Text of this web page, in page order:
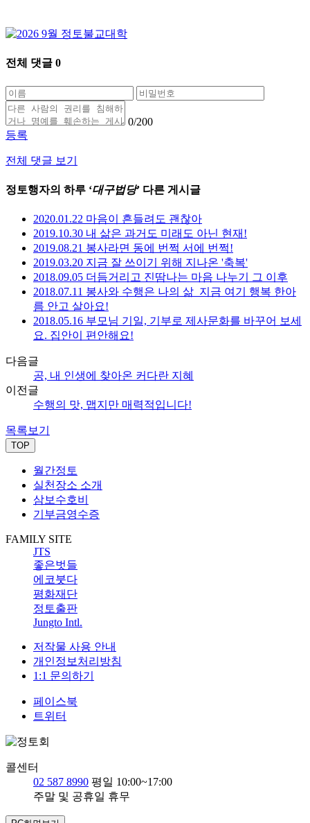
전체 댓글 0
0/200
등록
전체 댓글 보기
정토행자의 하루 ‘대구법당’ 다른 게시글
2020.01.22 마음이 흔들려도 괜찮아
2019.10.30 내 삶은 과거도 미래도 아닌 현재!
2019.08.21 봉사라면 동에 번쩍 서에 번쩍!
2019.03.20 지금 잘 쓰이기 위해 지나온 '축복'
2018.09.05 더듬거리고 진땀나는 마음 나누기 그 이후
2018.07.11 봉사와 수행은 나의 삶_지금 여기 행복 한아
름 안고 살아요!
2018.05.16 부모님 기일, 기부로 제사문화를 바꾸어 보세
요. 집안이 편안해요!
다음글
공, 내 인생에 찾아온 커다란 지혜
이전글
수행의 맛, 맵지만 매력적입니다!
목록보기
TOP
월간정토
실천장소 소개
삼보수호비
기부금영수증
FAMILY SITE
JTS
좋은벗들
에코붓다
평화재단
정토출판
Jungto Intl.
저작물 사용 안내
개인정보처리방침
1:1 문의하기
페이스북
트위터
콜센터
02 587 8990 평일 10:00~17:00
주말 및 공휴일 휴무